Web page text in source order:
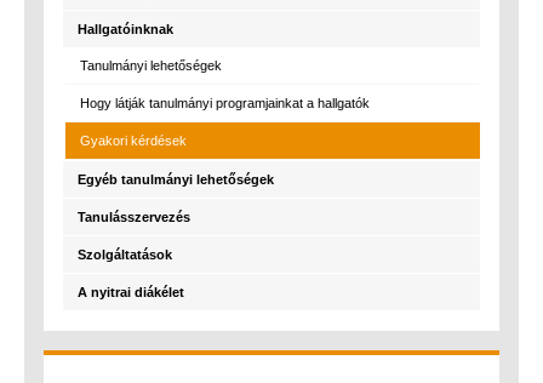
Hallgatóinknak
Tanulmányi lehetőségek
Hogy látják tanulmányi programjainkat a hallgatók
Gyakori kérdések
Egyéb tanulmányi lehetőségek
Tanulásszervezés
Szolgáltatások
A nyitrai diákélet